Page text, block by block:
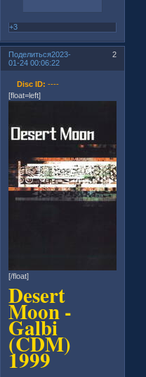
+3
Поделиться 2
2023-
01-24 00:06:22
Disc ID: ----
[float=left]
[/float]
Desert
Moon -
Galbi
(CDM)
1999